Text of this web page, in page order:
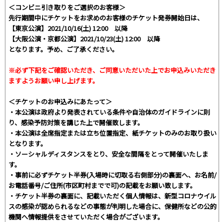
＜コンビニ引き取りをご選択のお客様＞
先行期間中にチケットをお求めのお客様のチケット発券開始日は、
【東京公演】2021/10/16(土) 12:00 以降
【大阪公演・京都公演】2021/10/23(土) 12:00 以降
となります。予め、ご了承ください。
※必ず下記をご確認いただき、ご同意いただいた上でお申込みいただき
ますようお願い申し上げます。
＜チケットのお申込みにあたって＞
・本公演は政府より発表されている条件や自治体のガイドラインに則
り、感染予防対策を講じた上で開催致します。
・本公演は全席指定または立ち位置指定、紙チケットのみのお取り扱い
となります。
・ソーシャルディスタンスをとり、安全な間隔をとって開催いたしま
す。
・事前に必ずチケット半券(入場時に切取る右側部分)の裏面へ、お名前/
お電話番号/ご住所(市区町村までで可)の記載をお願い致します。
・チケット半券の裏面に、記載いただく個人情報は、新型コロナウイル
スの感染が認められるなどの事態が判明した場合に、保健所などの公的
機関へ情報提供をさせていただく場合がございます。